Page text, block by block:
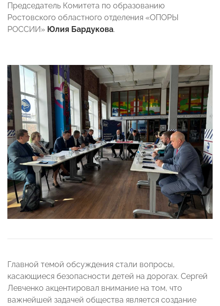
Председатель Комитета по образованию
Ростовского областного отделения «ОПОРЫ
РОССИИ» Юлия Бардукова.
Главной темой обсуждения стали вопросы,
касающиеся безопасности детей на дорогах. Сергей
Левченко акцентировал внимание на том, что
важнейшей задачей общества является создание